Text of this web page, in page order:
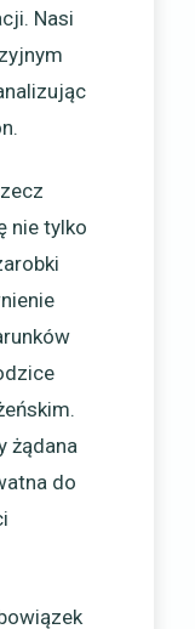
Nasi
nie tylko
żądana
do